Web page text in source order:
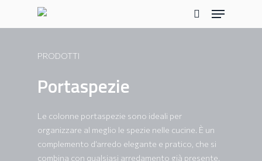
search
Menu
PRODOTTI
Portaspezie
Le colonne portaspezie sono ideali per
organizzare al meglio le spezie nelle cucine. È un
complemento d’arredo elegante e pratico, che si
combina con qualsiasi arredamento già presente.